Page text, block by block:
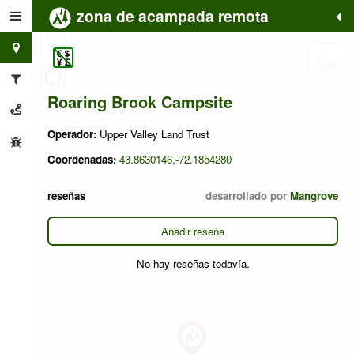
zona de acampada remota
Roaring Brook Campsite
Operador: Upper Valley Land Trust
Coordenadas: 43.8630146,-72.1854280
reseñas desarrollado por Mangrove
Añadir reseña
No hay reseñas todavía.
+
−